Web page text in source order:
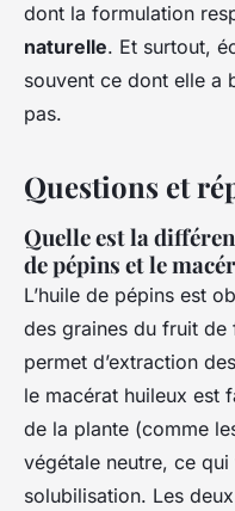
dont la formulation
naturelle. Et surtout,
souvent ce dont elle a
pas.
Questions et
Quelle est la
de pépins et le
L’huile de pépins est
des graines du fruit de
permet d’extraction
le macérat huileux est
de la plante (comme
végétale neutre, ce
solubilisation. Les